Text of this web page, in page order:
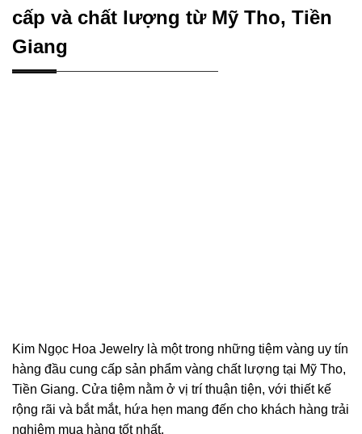
cấp và chất lượng từ Mỹ Tho, Tiền
Giang
Kim Ngọc Hoa Jewelry là một trong những tiệm vàng uy tín
hàng đầu cung cấp sản phẩm vàng chất lượng tại Mỹ Tho,
Tiền Giang. Cửa tiệm nằm ở vị trí thuận tiện, với thiết kế
rộng rãi và bắt mắt, hứa hẹn mang đến cho khách hàng trải
nghiệm mua hàng tốt nhất.